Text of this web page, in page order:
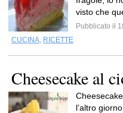
visto che
Pubblicato il
CUCINA, RICETTE
Cheesecake al
l’altro